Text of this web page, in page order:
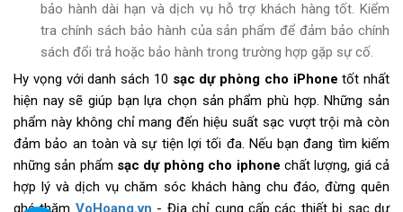
bảo hành dài hạn và dịch vụ hỗ trợ khách hàng tốt. Kiểm
tra chính sách bảo hành của sản phẩm để đảm bảo chính
sách đổi trả hoặc bảo hành trong trường hợp gặp sự cố.
Hy vọng với danh sách 10 sạc dự phòng cho iPhonetốt nhất
hiện nay sẽ giúp bạn lựa chọn sản phẩm phù hợp. Những sản
phẩm này không chỉ mang đến hiệu suất sạc vượt trội mà còn
đảm bảo an toàn và sự tiện lợi tối đa. Nếu bạn đang tìm kiếm
những sản phẩm sạc dự phòng cho iphone chất lượng, giá cả
hợp lý và dịch vụ chăm sóc khách hàng chu đáo, đừng quên
ghé thăm VoHoang.vn - Địa chỉ cung cấp các thiết bị sạc dự